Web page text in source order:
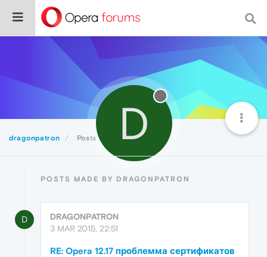
dragonpatron Posts D
POSTS MADE BY DRAGONPATRON
D
DRAGONPATRON
3 MAR 2015, 22:51
RE: Opera 12.17 проблемма сертификатов